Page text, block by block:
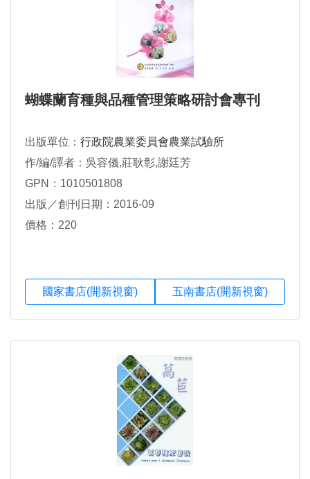
蝴蝶蘭育種與品種管理策略研討會專刊
出版單位： 行政院農業委員會農業試驗所
作/編/譯者：吳容儀,莊耿彰,謝廷芳
GPN：1010501808
出版／創刊日期：2016-09
價格：220
國家書店(開新視窗) 五南書店(開新視窗)